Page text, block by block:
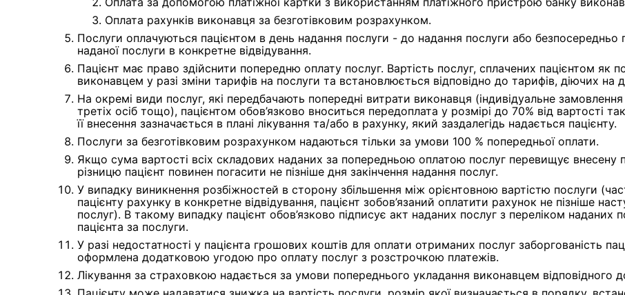
Оплата рахунків виконавця за безготівковим розрахунком.
Послуги оплачуються пацієнтом в день надання послуги - до надання послуги або безпосередньо
наданої послуги в конкретне відвідування.
Пацієнт має право здійснити попередню оплату послуг. Вартість послуг, сплачених пацієнтом як
виконавцем у разі зміни тарифів на послуги та встановлюється відповідно до тарифів, діючих на
На окремі види послуг, які передбачають попередні витрати виконавця (індивідуальне
третіх осіб тощо), пацієнтом обов’язково вноситься передоплата у розмірі до 70% від вартості
її внесення зазначається в плані лікування та/або в рахунку, який заздалегідь надається пацієнту.
Послуги за безготівковим розрахунком надаються тільки за умови 100 % попередньої оплати.
Якщо сума вартості всіх складових наданих за попередньою оплатою послуг перевищує внесену
різницю пацієнт повинен погасити не пізніше дня закінчення надання послуг.
У випадку виникнення розбіжностей в сторону збільшення між орієнтовною вартістю послуги
пацієнту рахунку в конкретне відвідування, пацієнт зобов’язаний оплатити рахунок не пізніше
послуг). В такому випадку пацієнт обов’язково підписує акт наданих послуг з переліком наданих
пацієнта за послуги.
У разі недостатності у пацієнта грошових коштів для оплати отриманих послуг заборгованість
оформлена додатковою угодою про оплату послуг з розстрочкою платежів.
Лікування за страховкою надається за умови попереднього укладання виконавцем відповідного